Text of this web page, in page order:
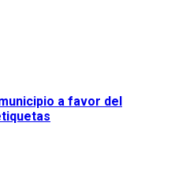
a favor del